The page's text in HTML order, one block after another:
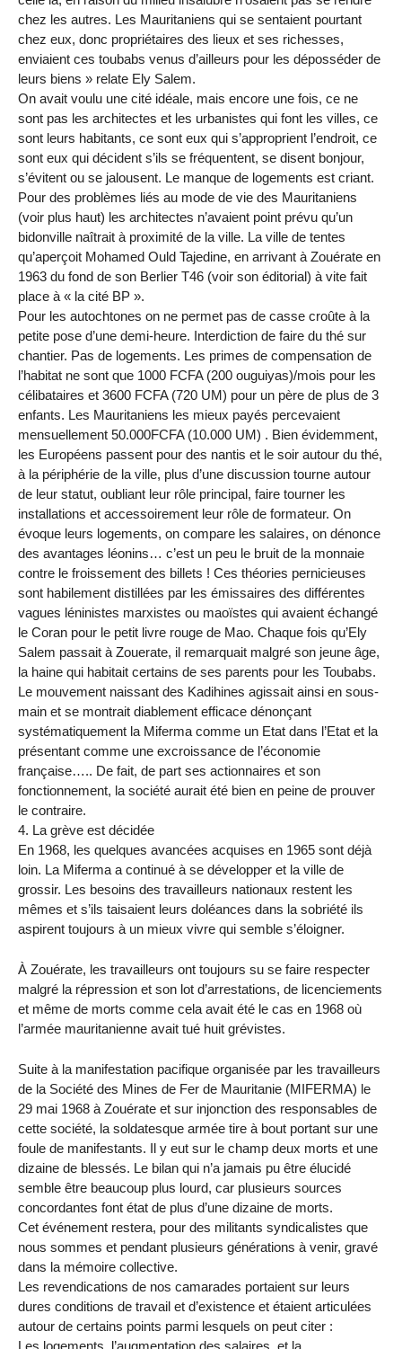
chez les autres. Les Mauritaniens qui se sentaient pourtant
chez eux, donc propriétaires des lieux et ses richesses,
enviaient ces toubabs venus d’ailleurs pour les déposséder de
leurs biens » relate Ely Salem.
On avait voulu une cité idéale, mais encore une fois, ce ne
sont pas les architectes et les urbanistes qui font les villes, ce
sont leurs habitants, ce sont eux qui s’approprient l’endroit, ce
sont eux qui décident s’ils se fréquentent, se disent bonjour,
s’évitent ou se jalousent. Le manque de logements est criant.
Pour des problèmes liés au mode de vie des Mauritaniens
(voir plus haut) les architectes n’avaient point prévu qu’un
bidonville naîtrait à proximité de la ville. La ville de tentes
qu’aperçoit Mohamed Ould Tajedine, en arrivant à Zouérate en
1963 du fond de son Berlier T46 (voir son éditorial) à vite fait
place à « la cité BP ».
Pour les autochtones on ne permet pas de casse croûte à la
petite pose d’une demi-heure. Interdiction de faire du thé sur
chantier. Pas de logements. Les primes de compensation de
l’habitat ne sont que 1000 FCFA (200 ouguiyas)/mois pour les
célibataires et 3600 FCFA (720 UM) pour un père de plus de 3
enfants. Les Mauritaniens les mieux payés percevaient
mensuellement 50.000FCFA (10.000 UM) . Bien évidemment,
les Européens passent pour des nantis et le soir autour du thé,
à la périphérie de la ville, plus d’une discussion tourne autour
de leur statut, oubliant leur rôle principal, faire tourner les
installations et accessoirement leur rôle de formateur. On
évoque leurs logements, on compare les salaires, on dénonce
des avantages léonins… c’est un peu le bruit de la monnaie
contre le froissement des billets ! Ces théories pernicieuses
sont habilement distillées par les émissaires des différentes
vagues léninistes marxistes ou maoïstes qui avaient échangé
le Coran pour le petit livre rouge de Mao. Chaque fois qu’Ely
Salem passait à Zouerate, il remarquait malgré son jeune âge,
la haine qui habitait certains de ses parents pour les Toubabs.
Le mouvement naissant des Kadihines agissait ainsi en sous-
main et se montrait diablement efficace dénonçant
systématiquement la Miferma comme un Etat dans l’Etat et la
présentant comme une excroissance de l’économie
française….. De fait, de part ses actionnaires et son
fonctionnement, la société aurait été bien en peine de prouver
le contraire.
4. La grève est décidée
En 1968, les quelques avancées acquises en 1965 sont déjà
loin. La Miferma a continué à se développer et la ville de
grossir. Les besoins des travailleurs nationaux restent les
mêmes et s’ils taisaient leurs doléances dans la sobriété ils
aspirent toujours à un mieux vivre qui semble s’éloigner.
À Zouérate, les travailleurs ont toujours su se faire respecter
malgré la répression et son lot d’arrestations, de licenciements
et même de morts comme cela avait été le cas en 1968 où
l’armée mauritanienne avait tué huit grévistes.
Suite à la manifestation pacifique organisée par les travailleurs
de la Société des Mines de Fer de Mauritanie (MIFERMA) le
29 mai 1968 à Zouérate et sur injonction des responsables de
cette société, la soldatesque armée tire à bout portant sur une
foule de manifestants. Il y eut sur le champ deux morts et une
dizaine de blessés. Le bilan qui n’a jamais pu être élucidé
semble être beaucoup plus lourd, car plusieurs sources
concordantes font état de plus d’une dizaine de morts.
Cet événement restera, pour des militants syndicalistes que
nous sommes et pendant plusieurs générations à venir, gravé
dans la mémoire collective.
Les revendications de nos camarades portaient sur leurs
dures conditions de travail et d’existence et étaient articulées
autour de certains points parmi lesquels on peut citer :
Les logements, l’augmentation des salaires, et la